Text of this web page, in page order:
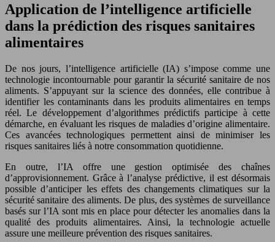
Application de l’intelligence artificielle
dans la prédiction des risques sanitaires
alimentaires
De nos jours, l’intelligence artificielle (IA) s’impose comme une
technologie incontournable pour garantir la sécurité sanitaire de nos
aliments. S’appuyant sur la science des données, elle contribue à
identifier les contaminants dans les produits alimentaires en temps
réel. Le développement d’algorithmes prédictifs participe à cette
démarche, en évaluant les risques de maladies d’origine alimentaire.
Ces avancées technologiques permettent ainsi de minimiser les
risques sanitaires liés à notre consommation quotidienne.
En outre, l’IA offre une gestion optimisée des chaînes
d’approvisionnement. Grâce à l’analyse prédictive, il est désormais
possible d’anticiper les effets des changements climatiques sur la
sécurité sanitaire des aliments. De plus, des systèmes de surveillance
basés sur l’IA sont mis en place pour détecter les anomalies dans la
qualité des produits alimentaires. Ainsi, la technologie actuelle
assure une meilleure prévention des risques sanitaires.